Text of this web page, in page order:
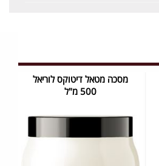
מסכה מטאל דיטוקס לוריאל
500 מ"ל